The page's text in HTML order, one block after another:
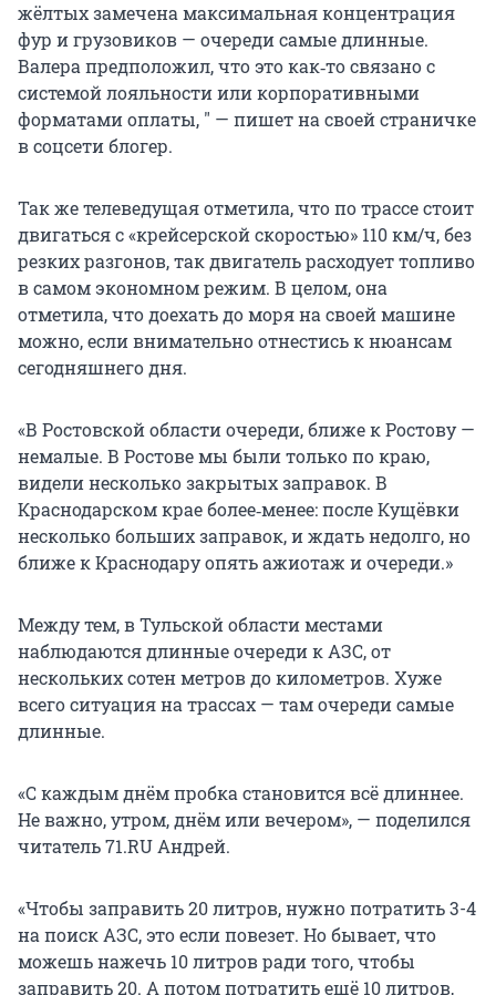
жёлтых замечена максимальная концентрация
фур и грузовиков — очереди самые длинные.
Валера предположил, что это как‑то связано с
системой лояльности или корпоративными
форматами оплаты, " — пишет на своей страничке
в соцсети блогер.
Так же телеведущая отметила, что по трассе стоит
двигаться с «крейсерской скоростью» 110 км/ч, без
резких разгонов, так двигатель расходует топливо
в самом экономном режим. В целом, она
отметила, что доехать до моря на своей машине
можно, если внимательно отнестись к нюансам
сегодняшнего дня.
«В Ростовской области очереди, ближе к Ростову —
немалые. В Ростове мы были только по краю,
видели несколько закрытых заправок. В
Краснодарском крае более‑менее: после Кущёвки
несколько больших заправок, и ждать недолго, но
ближе к Краснодару опять ажиотаж и очереди.»
Между тем, в Тульской области местами
наблюдаются длинные очереди к АЗС, от
нескольких сотен метров до километров. Хуже
всего ситуация на трассах — там очереди самые
длинные.
«С каждым днём пробка становится всё длиннее.
Не важно, утром, днём или вечером», — поделился
читатель 71.RU Андрей.
«Чтобы заправить 20 литров, нужно потратить 3-4
на поиск АЗС, это если повезет. Но бывает, что
можешь нажечь 10 литров ради того, чтобы
заправить 20. А потом потратить ещё 10 литров,